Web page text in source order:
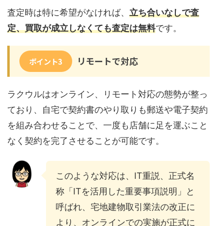
査定時は特に希望がなければ、 立ち合いなしで査
定、買取が成立しなくても査定は無料です。
ポイント3 リモートで対応
ラクウルはオンライン、リモート対応の態勢が整っ
ており、自宅で契約書のやり取りも郵送や電子契約
を組み合わせることで、一度も店舗に足を運ぶこと
なく契約を完了させることが可能です。
このような対応は、IT重説、正式名
称「ITを活用した重要事項説明」と
呼ばれ、宅地建物取引業法の改正に
より、オンラインでの実施が正式に